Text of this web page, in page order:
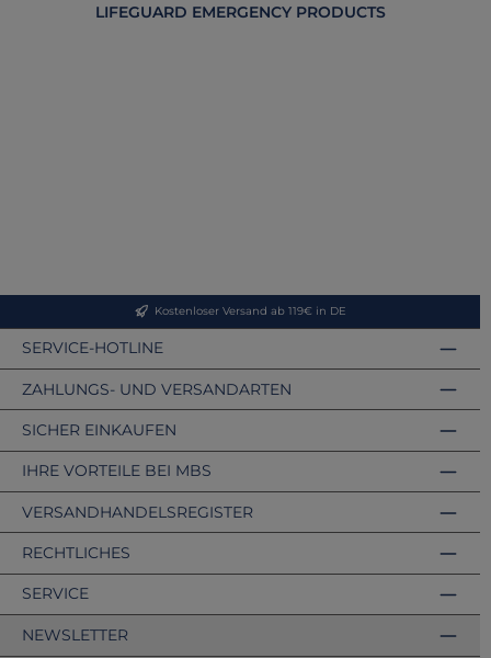
LIFEGUARD EMERGENCY PRODUCTS
Kostenloser Versand ab 119€ in DE
SERVICE-HOTLINE
ZAHLUNGS- UND VERSANDARTEN
VERSANDHANDELSREGISTER
SICHER EINKAUFEN
IHRE VORTEILE BEI MBS
RECHTLICHES
SERVICE
NEWSLETTER